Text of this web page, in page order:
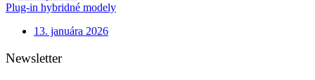
Plug-in hybridné modely
13. januára 2026
Newsletter